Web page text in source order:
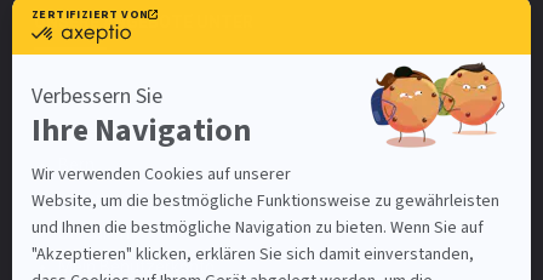
UNSERE ANGEBOTE UNTER
Zürich
Basel-Stadt
Luzern
St. Gallen
Mein Benutzerkonto